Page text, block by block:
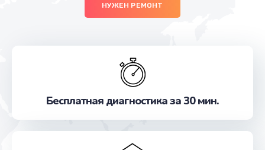
НУЖЕН РЕМОНТ
Бесплатная диагностика за 30 мин.